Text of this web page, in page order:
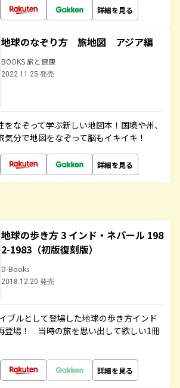
詳細を見る
地球のなぞり方 旅地図 アジア編
BOOKS 旅と健康
2022.11.25 発売
なぞって学ぶ新しい地図本！国境や州、
分で地図をなぞって脳もイキイキ！
詳細を見る
地球の歩き方 3 インド・ネパール 198
2-1983（初版復刻版）
D-Books
2018.12.20 発売
ブルとして登場した地球の歩き方インド
登場！ 当時の旅を思い出して欲しい1冊
詳細を見る